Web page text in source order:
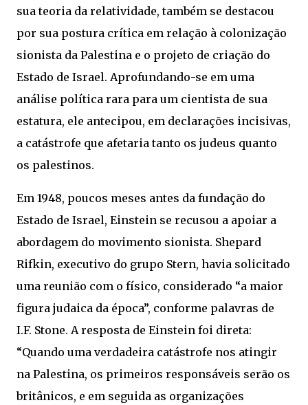
sua teoria da relatividade, também se destacou
por sua postura crítica em relação à colonização
sionista da Palestina e o projeto de criação do
Estado de Israel. Aprofundando-se em uma
análise política rara para um cientista de sua
estatura, ele antecipou, em declarações incisivas,
a catástrofe que afetaria tanto os judeus quanto
os palestinos.
Em 1948, poucos meses antes da fundação do
Estado de Israel, Einstein se recusou a apoiar a
abordagem do movimento sionista. Shepard
Rifkin, executivo do grupo Stern, havia solicitado
uma reunião com o físico, considerado “a maior
figura judaica da época”, conforme palavras de
I.F. Stone. A resposta de Einstein foi direta:
“Quando uma verdadeira catástrofe nos atingir
na Palestina, os primeiros responsáveis serão os
britânicos, e em seguida as organizações